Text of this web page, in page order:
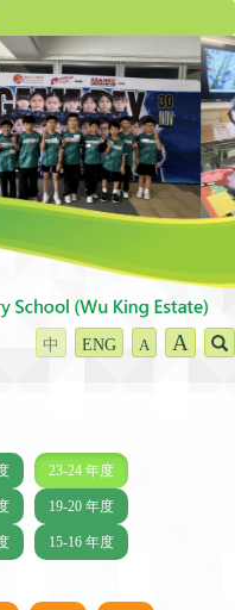
中 ENG A A
23-24 年度
19-20 年度
15-16 年度